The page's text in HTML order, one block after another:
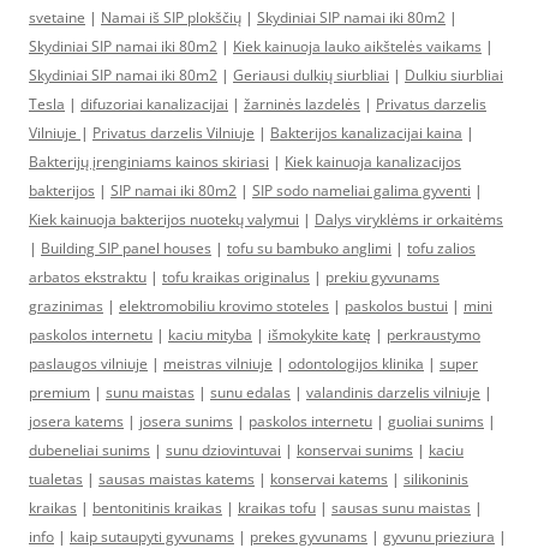
svetaine | Namai iš SIP plokščių | Skydiniai SIP namai iki 80m2 |
Skydiniai SIP namai iki 80m2 | Kiek kainuoja lauko aikštelės vaikams |
Skydiniai SIP namai iki 80m2 | Geriausi dulkių siurbliai | Dulkiu siurbliai
Tesla | difuzoriai kanalizacijai | žarninės lazdelės | Privatus darzelis
Vilniuje | Privatus darzelis Vilniuje | Bakterijos kanalizacijai kaina |
Bakterijų įrenginiams kainos skiriasi | Kiek kainuoja kanalizacijos
bakterijos | SIP namai iki 80m2 | SIP sodo nameliai galima gyventi |
Kiek kainuoja bakterijos nuotekų valymui | Dalys viryklėms ir orkaitėms
| Building SIP panel houses | tofu su bambuko anglimi | tofu zalios
arbatos ekstraktu | tofu kraikas originalus | prekiu gyvunams
grazinimas | elektromobiliu krovimo stoteles | paskolos bustui | mini
paskolos internetu | kaciu mityba | išmokykite katę | perkraustymo
paslaugos vilniuje | meistras vilniuje | odontologijos klinika | super
premium | sunu maistas | sunu edalas | valandinis darzelis vilniuje |
josera katems | josera sunims | paskolos internetu | guoliai sunims |
dubeneliai sunims | sunu dziovintuvai | konservai sunims | kaciu
tualetas | sausas maistas katems | konservai katems | silikoninis
kraikas | bentonitinis kraikas | kraikas tofu | sausas sunu maistas |
info | kaip sutaupyti gyvunams | prekes gyvunams | gyvunu prieziura |